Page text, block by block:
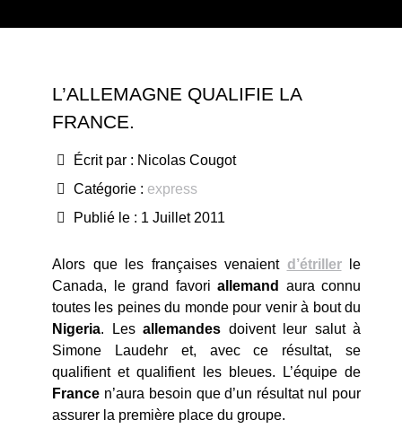
L’ALLEMAGNE QUALIFIE LA
FRANCE.
Écrit par : Nicolas Cougot
Catégorie : express
Publié le : 1 Juillet 2011
Alors que les françaises venaient d’étrillerle
Canada, le grand favori allemand aura connu
toutes les peines du monde pour venir à bout du
Nigeria. Les allemandes doivent leur salut à
Simone Laudehr et, avec ce résultat, se
qualifient et qualifient les bleues. L’équipe de
France n’aura besoin que d’un résultat nul pour
assurer la première place du groupe.